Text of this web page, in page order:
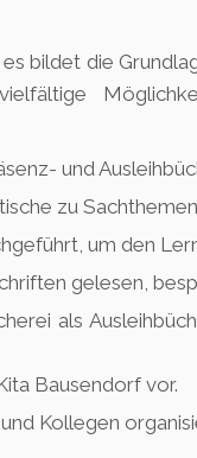
bildet die
und
zu
um den
gelesen,
als
Bausendorf vor.
Kollegen